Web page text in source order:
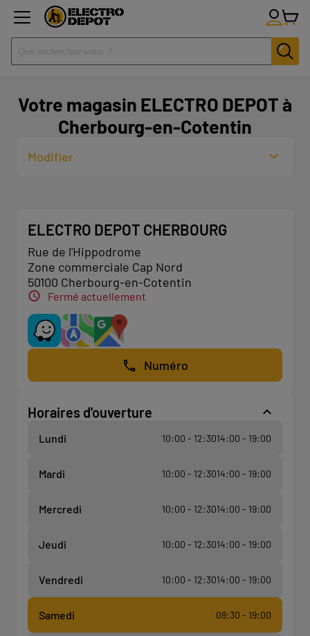
Votre magasin ELECTRO DEPOT à
Cherbourg-en-Cotentin
Modifier
ELECTRO DEPOT CHERBOURG
Rue de l'Hippodrome
Zone commerciale Cap Nord
50100 Cherbourg-en-Cotentin
Fermé actuellement
Numéro
Horaires d'ouverture
Lundi 10:00 - 12:3014:00 - 19:00
Mardi 10:00 - 12:3014:00 - 19:00
Mercredi 10:00 - 12:3014:00 - 19:00
Jeudi 10:00 - 12:3014:00 - 19:00
Vendredi 10:00 - 12:3014:00 - 19:00
Samedi 09:30 - 19:00